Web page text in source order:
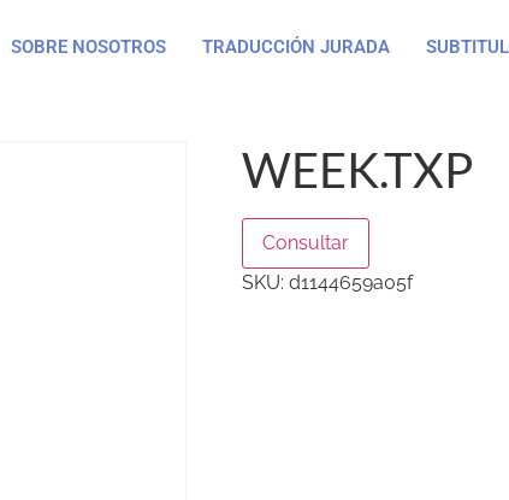
SOBRE NOSOTROS TRADUCCIÓN JURADA
WEEK.TXP
Consultar
SKU: d1144659a05f